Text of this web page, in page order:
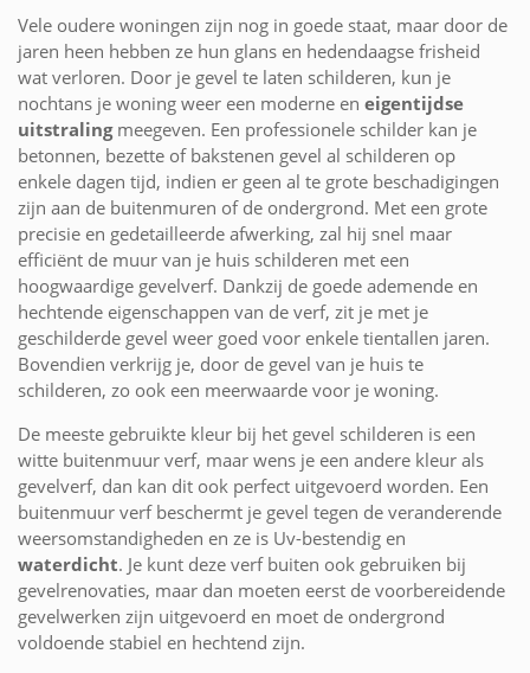
Vele oudere woningen zijn nog in goede staat, maar door de
jaren heen hebben ze hun glans en hedendaagse frisheid
wat verloren. Door je gevel te laten schilderen, kun je
nochtans je woning weer een moderne en eigentijdse
uitstralingmeegeven. Een professionele schilder kan je
betonnen, bezette of bakstenen gevel al schilderen op
enkele dagen tijd, indien er geen al te grote beschadigingen
zijn aan de buitenmuren of de ondergrond. Met een grote
precisie en gedetailleerde afwerking, zal hij snel maar
efficiënt de muur van je huis schilderen met een
hoogwaardige gevelverf. Dankzij de goede ademende en
hechtende eigenschappen van de verf, zit je met je
geschilderde gevel weer goed voor enkele tientallen jaren.
Bovendien verkrijg je, door de gevel van je huis te
schilderen, zo ook een meerwaarde voor je woning.
De meeste gebruikte kleur bij het gevel schilderen is een
witte buitenmuur verf, maar wens je een andere kleur als
gevelverf, dan kan dit ook perfect uitgevoerd worden. Een
buitenmuur verf beschermt je gevel tegen de veranderende
weersomstandigheden en ze is Uv-bestendig en
waterdicht. Je kunt deze verf buiten ook gebruiken bij
gevelrenovaties, maar dan moeten eerst de voorbereidende
gevelwerken zijn uitgevoerd en moet de ondergrond
voldoende stabiel en hechtend zijn.